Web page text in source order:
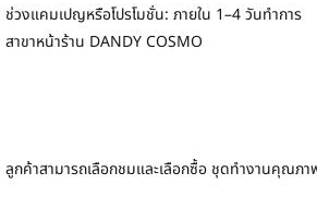
ช่วงแคมเปญหรือโปรโมชั่น: ภายใน 1–4 วันทำการ
สาขาหน้าร้าน DANDY COSMO
ลูกค้าสามารถเลือกชมและเลือกซื้อ ชุดทำงานคุณภ